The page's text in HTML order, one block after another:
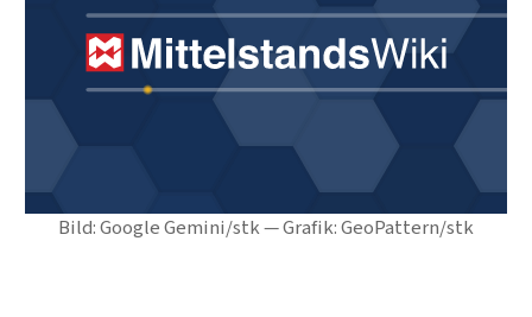
Bild: Google Gemini/stk — Grafik: GeoPattern/stk